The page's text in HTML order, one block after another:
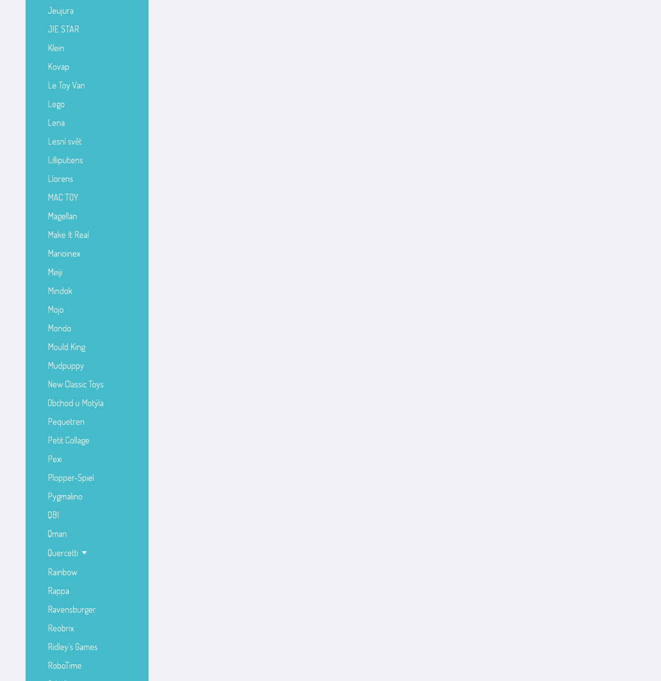
Jeujura
JIE STAR
Klein
Kovap
Le Toy Van
Lego
Lena
Lesní svět
Lilliputiens
Llorens
MAC TOY
Magellan
Make It Real
Marioinex
Meiji
Mindok
Mojo
Mondo
Mould King
Mudpuppy
New Classic Toys
Obchod u Motýla
Pequetren
Petit Collage
Pexi
Plopper-Spiel
Pygmalino
QBI
Qman
Quercetti
Rainbow
Rappa
Ravensburger
Reobrix
Ridley's Games
RoboTime